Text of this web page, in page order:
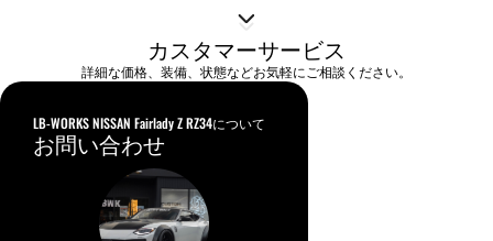
カスタマーサービス
詳細な価格、装備、状態などお気軽にご相談ください。
LB-WORKS NISSAN Fairlady Z RZ34について
お問い合わせ